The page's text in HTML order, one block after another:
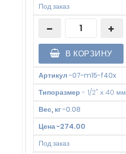
Под заказ
В КОРЗИНУ
Артикул -07-m15-f40x
Типоразмер - 1/2" х 40 мм
Вес, кг-0.08
Цена-274.00
Под заказ